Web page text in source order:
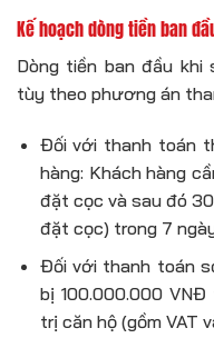
Kế hoạch dòng tiền ban
Dòng tiền ban đầu khi
tùy theo phương án
Đối với thanh toán
hàng: Khách hàng
đặt cọc và sau đó
đặt cọc) trong 7
Đối với thanh toán
bị 100.000.000
trị căn hộ (gồm VAT